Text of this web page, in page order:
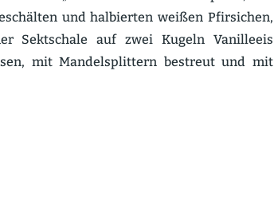
und halbierten weißen Pfirsichen,
Sektschale auf zwei Kugeln Vanil­leeis
mit Mandel­splittern bestreut und mit